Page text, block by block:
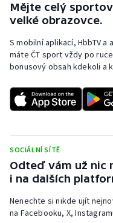
Rychlobruslení
Rychlostní kanoistika
Short track
Sportovní střelba
Triatlon
Veslování
Vodní slalom
Mějte celý
velké obrazovce.
S mobilní aplikací, HbbTV
máte ČT sport vždy po
bonusový obsah kdekoli a
SOCIÁLNÍ SÍTĚ
Odteď vám už nic
i na dalších
Nenechte si nikde ujít
na Facebooku, X,